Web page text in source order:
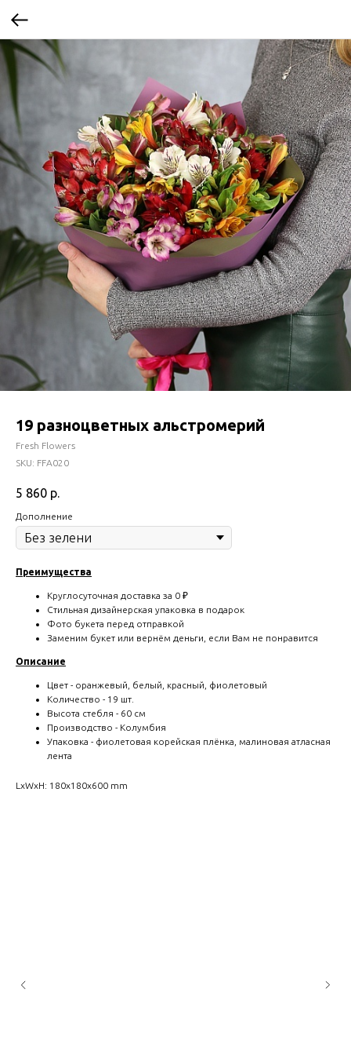
19 разноцветных альстромерий
Fresh Flowers
SKU: FFA020
5 860 р.
Дополнение
Преимущества
Круглосуточная доставка за 0 ₽
Стильная дизайнерская упаковка в подарок
Фото букета перед отправкой
Заменим букет или вернём деньги, если Вам не понравится
Описание
Цвет - оранжевый, белый, красный, фиолетовый
Количество - 19 шт.
Высота стебля - 60 см
Производство - Колумбия
Упаковка - фиолетовая корейская плёнка, малиновая атласная
лента
LxWxH: 180x180x600 mm